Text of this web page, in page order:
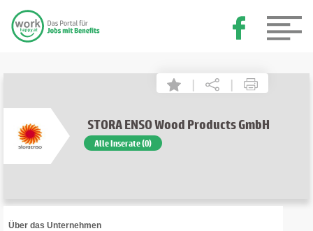
| |
STORA ENSO Wood Products GmbH
Alle Inserate (0)
Über das Unternehmen